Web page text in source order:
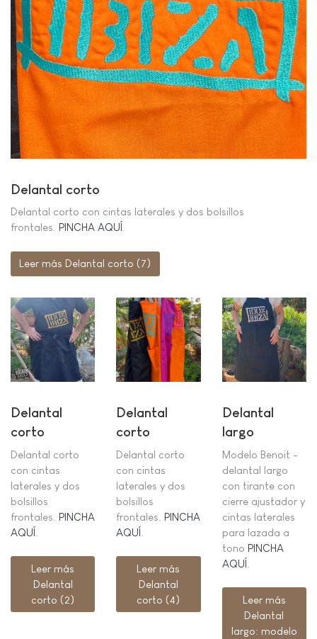
Delantal corto
Delantal corto con cintas laterales y dos bolsillos
frontales. PINCHA AQUÍ
Leer más Delantal corto (7)
Delantal
corto
Delantal corto
con cintas
laterales y dos
bolsillos
frontales. PINCHA
AQUÍ
Leer más
Delantal
corto (2)
Delantal
corto
Delantal corto
con cintas
laterales y dos
bolsillos
frontales. PINCHA
AQUÍ
Leer más
Delantal
corto (4)
Delantal
largo
Modelo Benoit -
delantal largo
con tirante con
cierre ajustador y
cintas laterales
para lazada a
tono PINCHA
AQUÍ
Leer más
Delantal
largo: modelo